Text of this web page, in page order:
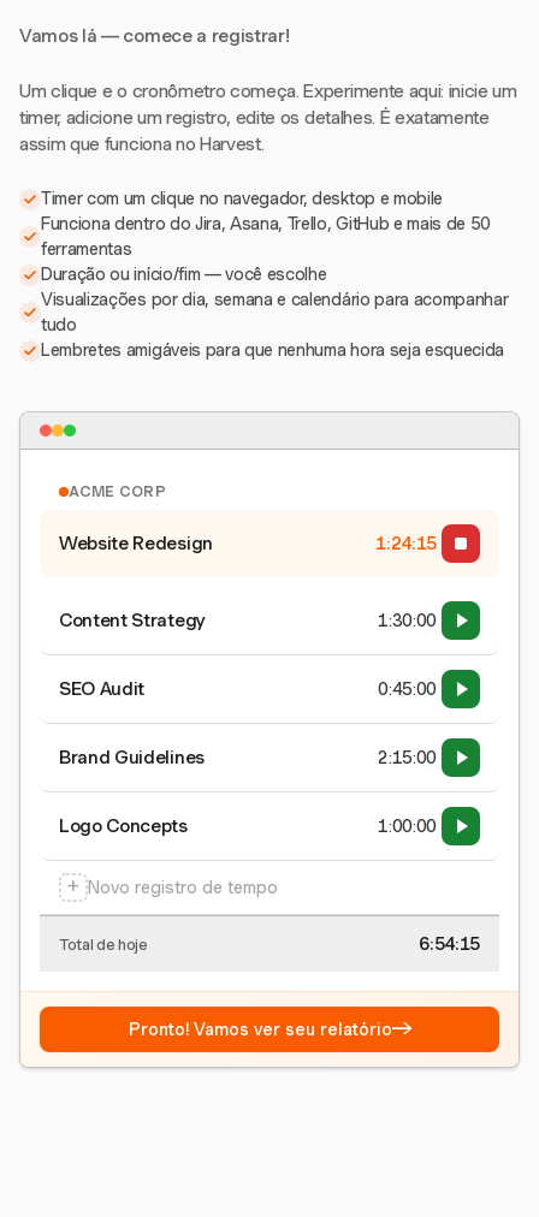
Vamos lá — comece a registrar!
Um clique e o cronômetro começa. Experimente aqui: inicie um
timer, adicione um registro, edite os detalhes. É exatamente
assim que funciona no Harvest.
Timer com um clique no navegador, desktop e mobile
Funciona dentro do Jira, Asana, Trello, GitHub e mais de 50
ferramentas
Duração ou início/fim — você escolhe
Visualizações por dia, semana e calendário para acompanhar
tudo
Lembretes amigáveis para que nenhuma hora seja esquecida
ACME CORP
Website Redesign 1:24:15
Content Strategy 1:30:00
SEO Audit 0:45:00
Brand Guidelines 2:15:00
Logo Concepts 1:00:00
+ Novo registro de tempo
Total de hoje 6:54:15
Pronto! Vamos ver seu relatório→